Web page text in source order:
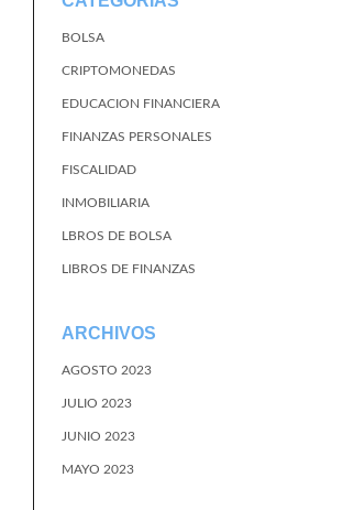
BOLSA
CRIPTOMONEDAS
EDUCACION FINANCIERA
FINANZAS PERSONALES
FISCALIDAD
INMOBILIARIA
LBROS DE BOLSA
LIBROS DE FINANZAS
ARCHIVOS
AGOSTO 2023
JULIO 2023
JUNIO 2023
MAYO 2023